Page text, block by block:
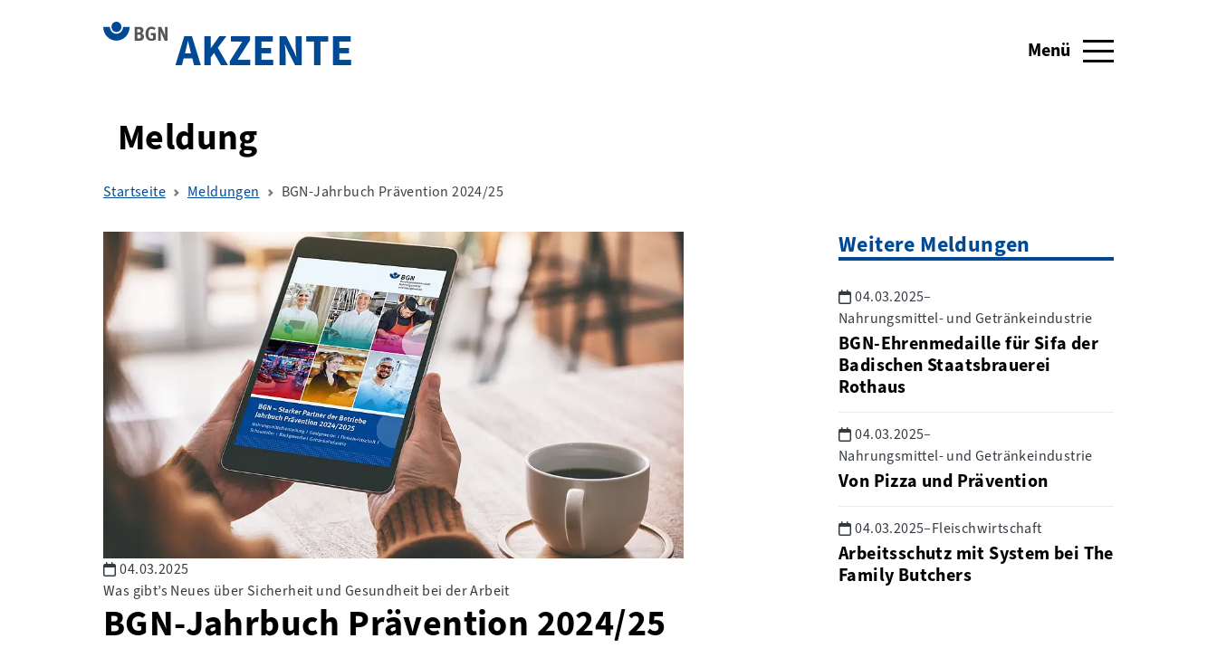
AKZENTE Menü
Navigation umschalten
Meldung
Startseite Meldungen BGN-Jahrbuch Prävention 2024/25
04.03.2025
Was gibt’s Neues über Sicherheit und Gesundheit bei der Arbeit
BGN-Jahrbuch Prävention 2024/25
Weitere Meldungen
04.03.2025–
Nahrungsmittel- und Getränkeindustrie
BGN-Ehrenmedaille für Sifa der
Badischen Staatsbrauerei
Rothaus
04.03.2025–
Nahrungsmittel- und Getränkeindustrie
Von Pizza und Prävention
04.03.2025–Fleischwirtschaft
Arbeitsschutz mit System bei The
Family Butchers